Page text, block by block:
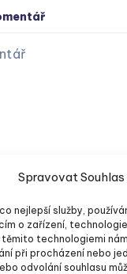
Spravovat Souhlas
nejlepší služby,
o zařízení,
těmito technologiemi
při procházení nebo
odvolání souhlasu